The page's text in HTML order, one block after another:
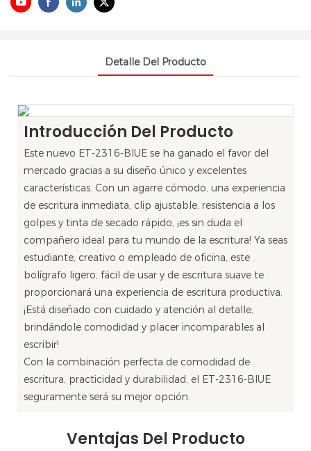
Detalle Del Producto
Introducción Del Producto
Este nuevo ET-2316-BIUE se ha ganado el favor del
mercado gracias a su diseño único y excelentes
características. Con un agarre cómodo, una experiencia
de escritura inmediata, clip ajustable, resistencia a los
golpes y tinta de secado rápido, ¡es sin duda el
compañero ideal para tu mundo de la escritura! Ya seas
estudiante, creativo o empleado de oficina, este
bolígrafo ligero, fácil de usar y de escritura suave te
proporcionará una experiencia de escritura productiva.
¡Está diseñado con cuidado y atención al detalle,
brindándole comodidad y placer incomparables al
escribir!
Con la combinación perfecta de comodidad de
escritura, practicidad y durabilidad, el ET-2316-BIUE
seguramente será su mejor opción.
Ventajas Del Producto